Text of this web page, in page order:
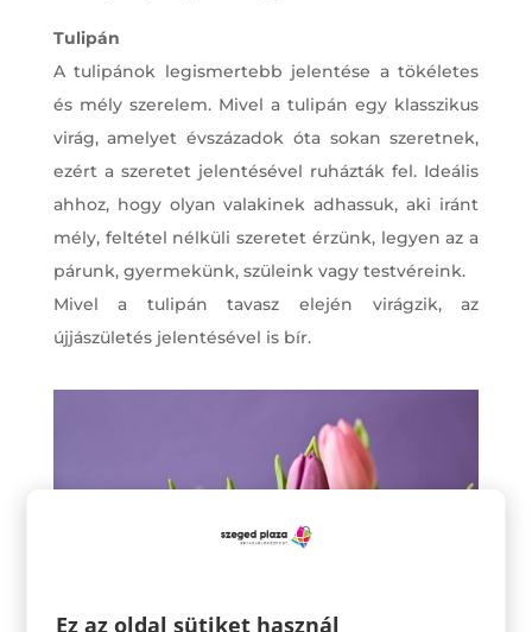
Tulipán
A tulipánok legismertebb jelentése a tökéletes
és mély szerelem. Mivel a tulipán egy klasszikus
virág, amelyet évszázadok óta sokan szeretnek,
ezért a szeretet jelentésével ruházták fel. Ideális
ahhoz, hogy olyan valakinek adhassuk, aki iránt
mély, feltétel nélküli szeretet érzünk, legyen az a
párunk, gyermekünk, szüleink vagy testvéreink.
Mivel a tulipán tavasz elején virágzik, az
újjászületés jelentésével is bír.
Ez az oldal sütiket használ